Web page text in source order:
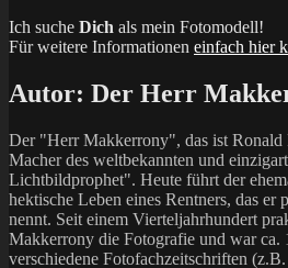
Ich suche Dich als mein Fotomodell!
Für weitere Informationen einfach hier
Autor: Der Herr
Der "Herr Makkerrony", das ist Ronald
Macher des weltbekannten und
Lichtbildprophet". Heute führt der
hektische Leben eines Rentners, das er
nennt. Seit einem Vierteljahrhundert
Makkerrony die Fotografie und war ca.
verschiedene Fotofachzeitschriften